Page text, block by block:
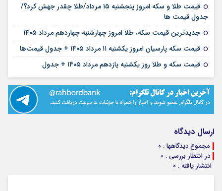
قیمت طلا و سکه امروز پنجشنبه ۱۵ مرداد/طلا چقدر جهش کرد؟/
جدول قیمت ها
جدیدترین قیمت سکه، طلا امروز چهارشنبه چهاردهم مرداد ۱۴۰۵
قیمت سکه پارسیان امروز یکشنبه ۱۱ مرداد ۱۴۰۵ + جدول قیمت‌ها
قیمت سکه و طلا روز یکشنبه یازدهم مرداد ۱۴۰۵ + جدول
ارسال دیدگاه
مجموع دیدگاهها : 0
در انتظار بررسی : 0
انتشار یافته : 0